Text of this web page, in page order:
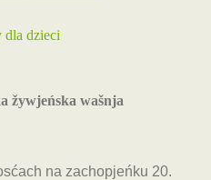
dla dzieci
žywjeńska wašnja
na zachopjeńku 20.